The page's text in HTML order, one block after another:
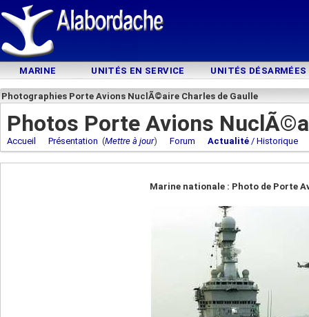
MARINE UNITÉS EN SERVICE UNITÉS DÉSARMÉES
Photographies Porte Avions NuclÃ©aire Charles de Gaulle
Photos Porte Avions
Accueil Présentation (Mettre à jour) Forum Actualité / Historique
Marine nationale : Photo de Porte